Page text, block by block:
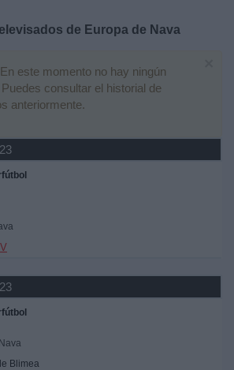
de Europa de Nava
En este momento no hay ningún
consultar el historial de
anteriormente.
Blimea